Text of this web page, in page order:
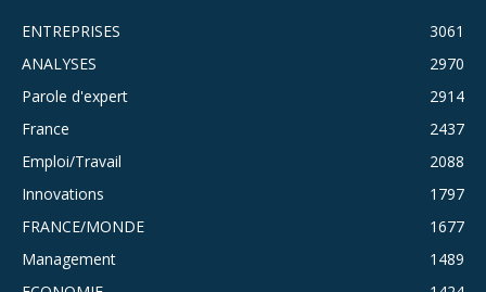
ENTREPRISES
3061
ANALYSES
2970
Parole d'expert
2914
France
2437
Emploi/Travail
2088
Innovations
1797
FRANCE/MONDE
1677
Management
1489